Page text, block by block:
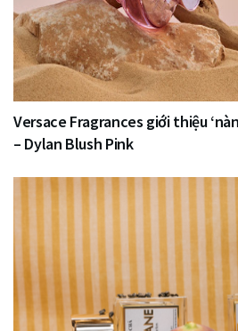
Versace Fragrances giới thiệu
– Dylan Blush Pink